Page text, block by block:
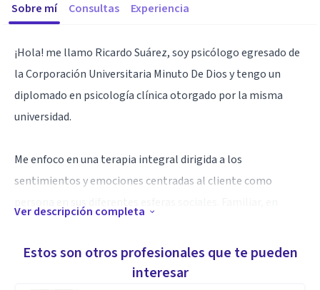
Sobre mí Consultas Experiencia
¡Hola! me llamo Ricardo Suárez, soy psicólogo egresado de
la Corporación Universitaria Minuto De Dios y tengo un
diplomado en psicología clínica otorgado por la misma
universidad.
Me enfoco en una terapia integral dirigida a los
sentimientos y emociones centradas al cliente como
Especialidad
Ver descripción completa
Estos son otros profesionales que te pueden
interesar